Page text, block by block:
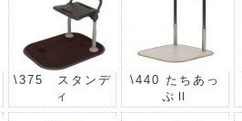
\375 スタンデ
ィ
\440 たちあっ
ぷⅡ